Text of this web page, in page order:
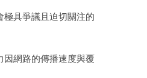
極具爭議且迫切關注的
因網路的傳播速度與覆